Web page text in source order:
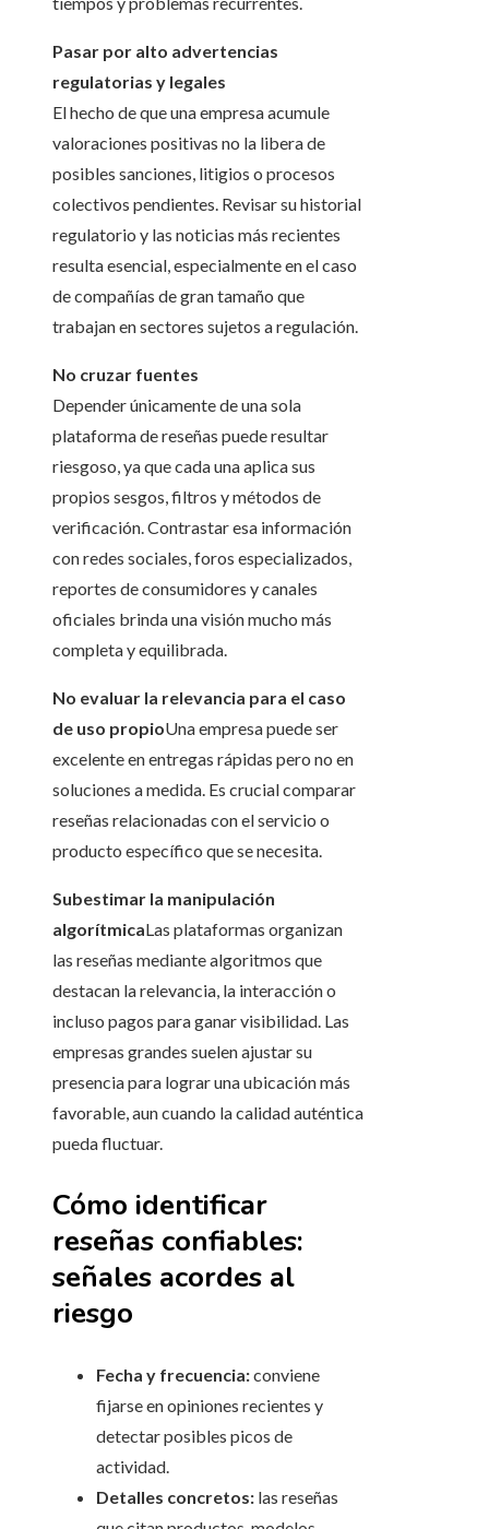
Pasar por alto advertencias
regulatorias y legales
El hecho de que una empresa acumule
valoraciones positivas no la libera de
posibles sanciones, litigios o procesos
colectivos pendientes. Revisar su historial
regulatorio y las noticias más recientes
resulta esencial, especialmente en el caso
de compañías de gran tamaño que
trabajan en sectores sujetos a regulación.
No cruzar fuentes
Depender únicamente de una sola
plataforma de reseñas puede resultar
riesgoso, ya que cada una aplica sus
propios sesgos, filtros y métodos de
verificación. Contrastar esa información
con redes sociales, foros especializados,
reportes de consumidores y canales
oficiales brinda una visión mucho más
completa y equilibrada.
No evaluar la relevancia para el caso
de uso propioUna empresa puede ser
excelente en entregas rápidas pero no en
soluciones a medida. Es crucial comparar
reseñas relacionadas con el servicio o
producto específico que se necesita.
Subestimar la manipulación
algorítmicaLas plataformas organizan
las reseñas mediante algoritmos que
destacan la relevancia, la interacción o
incluso pagos para ganar visibilidad. Las
empresas grandes suelen ajustar su
presencia para lograr una ubicación más
favorable, aun cuando la calidad auténtica
pueda fluctuar.
Cómo identificar
reseñas confiables:
señales acordes al
riesgo
Fecha y frecuencia:conviene
fijarse en opiniones recientes y
detectar posibles picos de
actividad.
Detalles concretos: las reseñas